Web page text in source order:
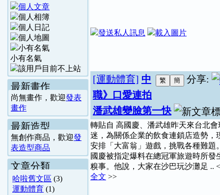
小有名氣
最新畫作
尚無畫作，歡迎發表
畫作
最新造型
無創作商品，歡迎發
表造型商品
文章分類
哈啦舊文區 (3)
運動體育 (1)
分享:
[運動體育] 中
職》口愛連拍
潘武雄變臉第一快
轉貼自 高國慶、潘武雄昨天來台北會
迷，為關係企業的飲食連鎖店造勢，
安排「大富翁」遊戲，挑戰各種難題
國慶被指定爆料在總冠軍旅遊時所發
糗事。他說，大家在沙巴玩沙灘足 ..
全文 >>